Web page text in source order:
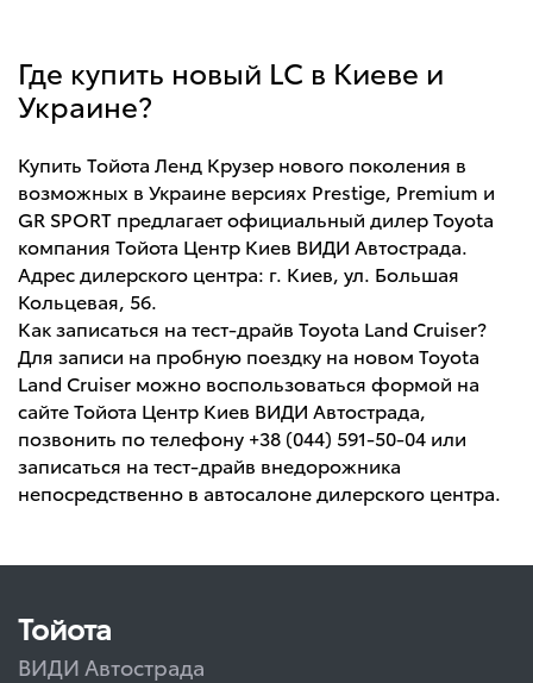
Где купить новый LC в Киеве и
Украине?
Купить Тойота Ленд Крузер нового поколения в
возможных в Украине версиях Prestige, Premium и
GR SPORT предлагает официальный дилер Toyota
компания Тойота Центр Киев ВИДИ Автострада.
Адрес дилерского центра: г. Киев, ул. Большая
Кольцевая, 56.
Как записаться на тест-драйв Toyota Land Cruiser?
Для записи на пробную поездку на новом Toyota
Land Cruiser можно воспользоваться формой на
сайте Тойота Центр Киев ВИДИ Автострада,
позвонить по телефону +38 (044) 591-50-04 или
записаться на тест-драйв внедорожника
непосредственно в автосалоне дилерского центра.
Тойота
ВИДИ Автострада